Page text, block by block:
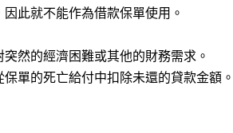
此就不能作為借款保單使用。
然的經濟困難或其他的財務需求。
單的死亡給付中扣除未還的貸款金額。